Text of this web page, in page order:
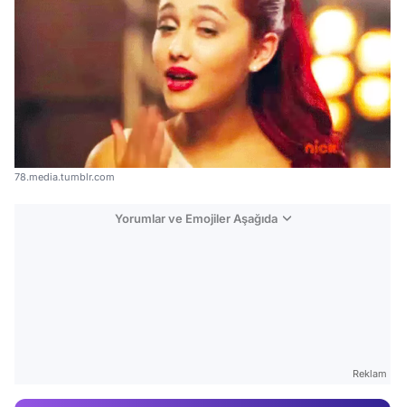
78.media.tumblr.com
Yorumlar ve Emojiler Aşağıda
Reklam